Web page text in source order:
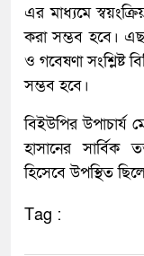
এর মাধ্যমে
করা সম্ভব হবে।
ও গবেষণা সংশ্লিষ্ট
সম্ভব হবে।
বিইউপির
হাসানের সার্বিক
হিসেবে উপস্থিত
Tag :